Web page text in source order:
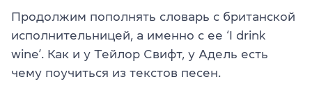
Продолжим пополнять словарь с британской
исполнительницей, а именно с ее ‘I drink
wine’. Как и у Тейлор Свифт, у Адель есть
чему поучиться из текстов песен.